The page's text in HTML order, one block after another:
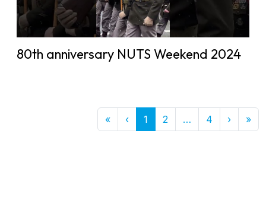
80th anniversary NUTS Weekend 2024
«First
‹Previous
1 2 … More
4 › Next
»